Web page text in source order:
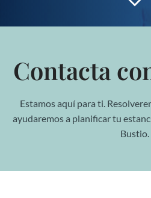
Contacta
Estamos aquí para ti.
ayudaremos a planificar tu
Bustio.